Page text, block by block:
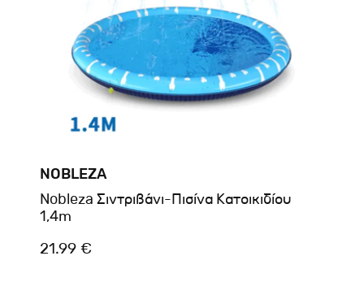
NOBLEZA
Nobleza Σιντριβάνι-Πισίνα Κατοικιδίου
1,4m
21.99 €